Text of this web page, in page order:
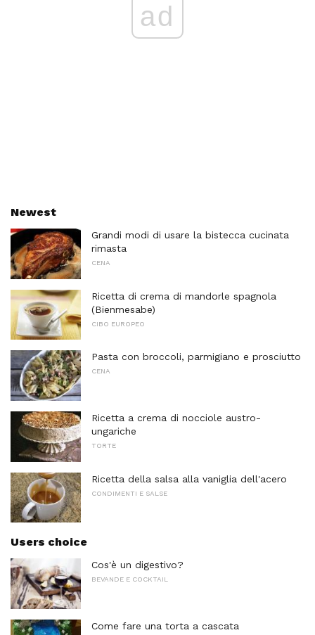
ad
Newest
Grandi modi di usare la bistecca cucinata
rimasta
CENA
Ricetta di crema di mandorle spagnola
(Bienmesabe)
CIBO EUROPEO
Pasta con broccoli, parmigiano e prosciutto
CENA
Ricetta a crema di nocciole austro-
ungariche
TORTE
Ricetta della salsa alla vaniglia dell'acero
CONDIMENTI E SALSE
Users choice
Cos'è un digestivo?
BEVANDE E COCKTAIL
Come fare una torta a cascata